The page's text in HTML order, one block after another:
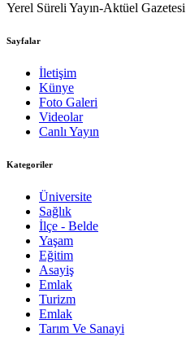
Yerel Süreli Yayın-Aktüel Gazetesi
Sayfalar
İletişim
Künye
Foto Galeri
Videolar
Canlı Yayın
Kategoriler
Üniversite
Sağlık
İlçe - Belde
Yaşam
Eğitim
Asayiş
Emlak
Turizm
Emlak
Tarım Ve Sanayi